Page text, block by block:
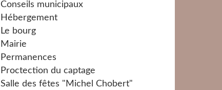
Conseils municipaux
Hébergement
Le bourg
Mairie
Permanences
Proctection du captage
Salle des fêtes "Michel Chobert"